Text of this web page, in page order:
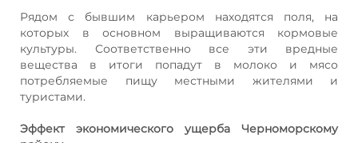
Рядом с бывшим карьером находятся поля, на
которых в основном выращиваются кормовые
культуры. Соответственно все эти вредные
вещества в итоги попадут в молоко и мясо
потребляемые пищу местными жителями и
туристами.
Эффект экономического ущерба Черноморскому